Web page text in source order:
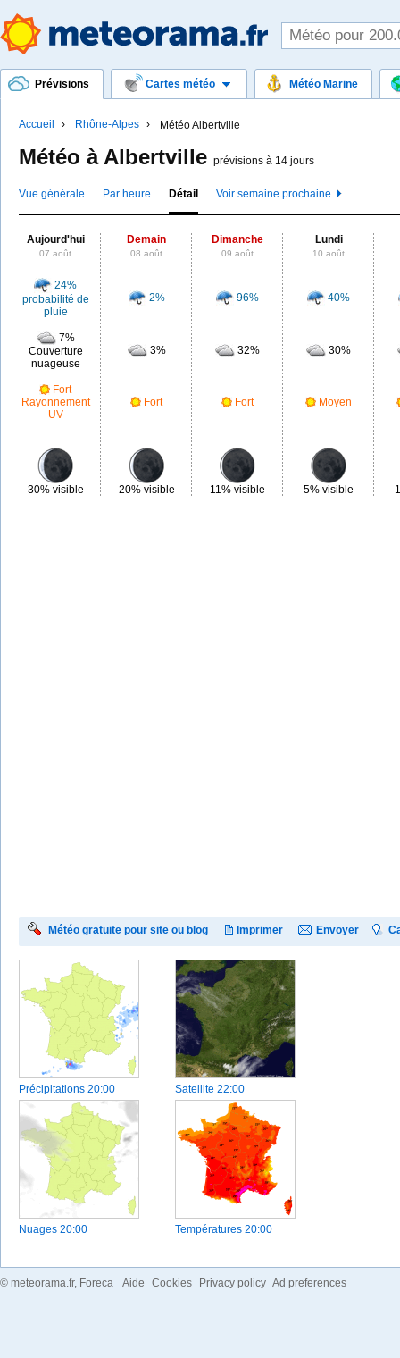
Prévisions Cartes météo Météo Marine
Accueil Rhône-Alpes Météo Albertville
Météo à Albertville prévisions à 14 jours
Vue générale Par heure Détail Voir semaine prochaine
Aujourd'hui
07 août
Demain
08 août
Dimanche
09 août
Lundi
10 août
24%
probabilité de
pluie
2% 96% 40%
7%
Couverture
nuageuse
3% 32% 30%
Fort
Rayonnement
UV
Fort Fort Moyen
30% visible 20% visible 11% visible 5% visible
Météo gratuite pour site ou blog Imprimer Envoyer
Précipitations 20:00 Satellite 22:00
Nuages 20:00 Températures 20:00
© meteorama.fr, Foreca Aide Cookies Privacy policy Ad preferences